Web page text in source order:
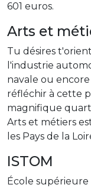
601 euros.
Arts et
Tu désires
l'industrie
navale ou
réfléchir à cette
magnifique
Arts et métiers
les Pays de la
ISTOM
École